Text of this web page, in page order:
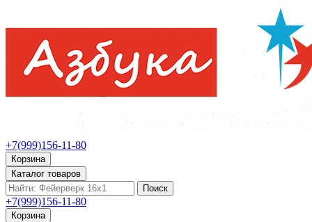
+7(999)156-11-80
Корзина
Каталог товаров
Поиск
+7(999)156-11-80
Корзина